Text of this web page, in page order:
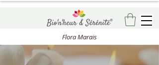
Flora Marais